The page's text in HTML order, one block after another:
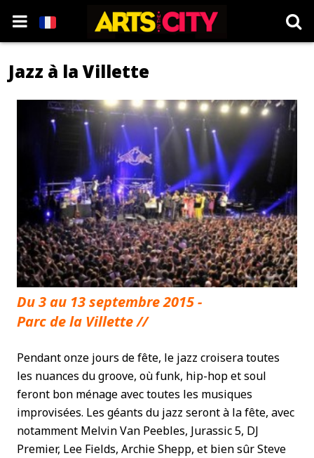
Jazz à la Villette
Du 3 au 13 septembre 2015 -
Parc de la Villette //
Pendant onze jours de fête, le jazz croisera toutes
les nuances du groove, où funk, hip-hop et soul
feront bon ménage avec toutes les musiques
improvisées. Les géants du jazz seront à la fête, avec
notamment Melvin Van Peebles, Jurassic 5, DJ
Premier, Lee Fields, Archie Shepp, et bien sûr Steve